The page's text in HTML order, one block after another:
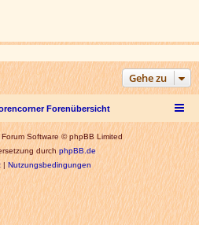
Gehe zu
Forenübersicht
Software © phpBB Limited
durchphpBB.de
|Nutzungsbedingungen